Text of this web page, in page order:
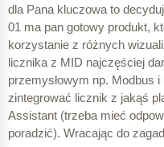
dla Pana kluczowa to
01 ma pan gotowy produkt,
korzystanie z różnych
licznika z MID najczęściej
przemysłowym np. Modbus
zintegrować licznik z jakąś
Assistant (trzeba mieć
poradzić). Wracając do